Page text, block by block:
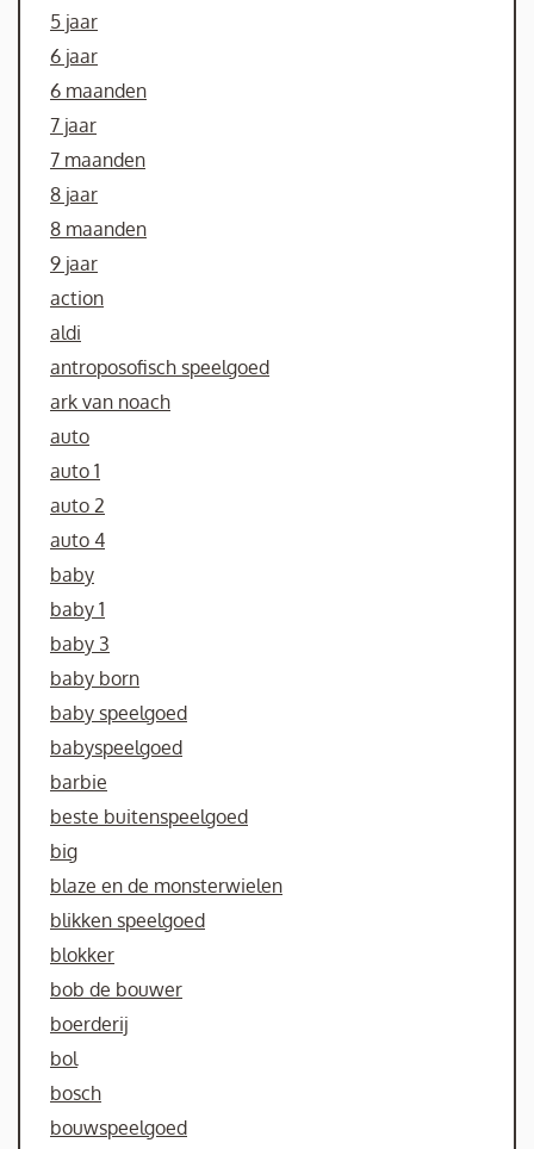
5 jaar
6 jaar
6 maanden
7 jaar
7 maanden
8 jaar
8 maanden
9 jaar
action
aldi
antroposofisch speelgoed
ark van noach
auto
auto 1
auto 2
auto 4
baby
baby 1
baby 3
baby born
baby speelgoed
babyspeelgoed
barbie
beste buitenspeelgoed
big
blaze en de monsterwielen
blikken speelgoed
blokker
bob de bouwer
boerderij
bol
bosch
bouwspeelgoed